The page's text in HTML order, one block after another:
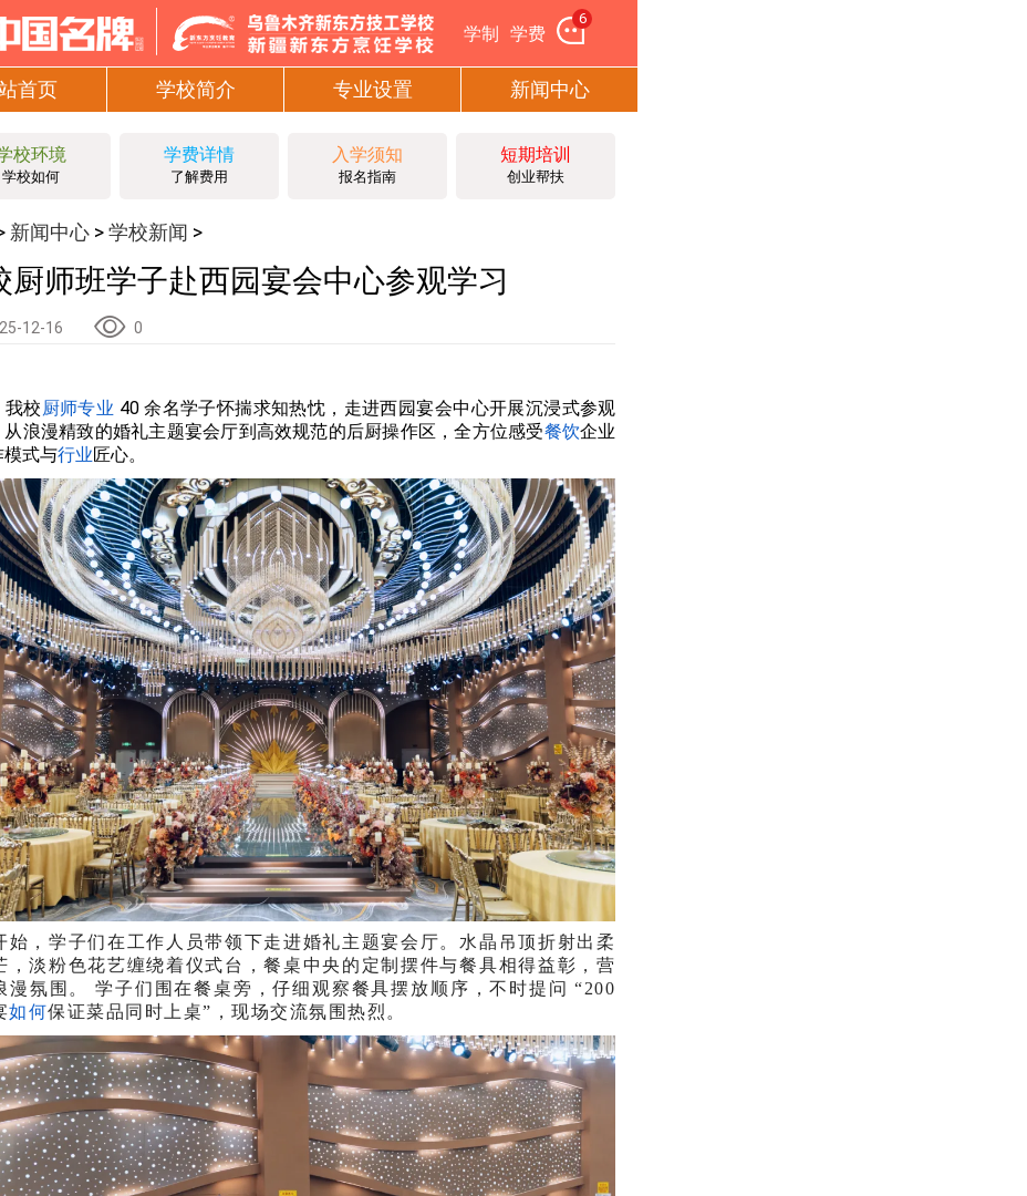
学制 学费
6
首页 学校简介 专业设置 新闻中心
校环境
学校如何
学费详情
了解费用
入学须知
报名指南
短期培训
创业帮扶
新闻中心> 学校新闻 >
厨师班学子赴西园宴会中心参观学习
12-16 0
我校厨师专业 40 余名学子怀揣求知热忱，走进西园宴会中心开展沉浸式参观
从浪漫精致的婚礼主题宴会厅到高效规范的后厨操作区，全方位感受餐饮企业
模式与行业匠心。
始，学子们在工作人员带领下走进婚礼主题宴会厅。水晶吊顶折射出柔
，淡粉色花艺缠绕着仪式台，餐桌中央的定制摆件与餐具相得益彰，营
漫氛围。 学子们围在餐桌旁，仔细观察餐具摆放顺序，不时提问 “200
如何保证菜品同时上桌”，现场交流氛围热烈。